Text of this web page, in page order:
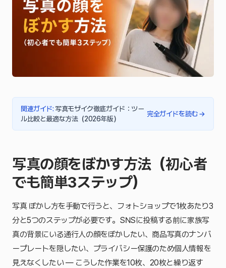
関連ガイド: 写真モザイク徹底ガイド：ツー
ル比較と最適な方法（2026年版）
完全ガイドを読む →
写真の顔をぼかす方法（初心者
でも簡単3ステップ）
写真 ぼかし方を手動で行うと、フォトショップで1枚あたり3
分と5つのステップが必要です。SNSに投稿する前に家族写
真の背景にいる通行人の顔をぼかしたい、商品写真のナンバ
ープレートを隠したい、プライバシー保護のため個人情報を
見えなくしたい — こうした作業を10枚、20枚と繰り返す